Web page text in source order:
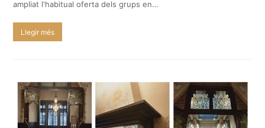
ampliat l'habitual oferta dels grups en…
Llegir més